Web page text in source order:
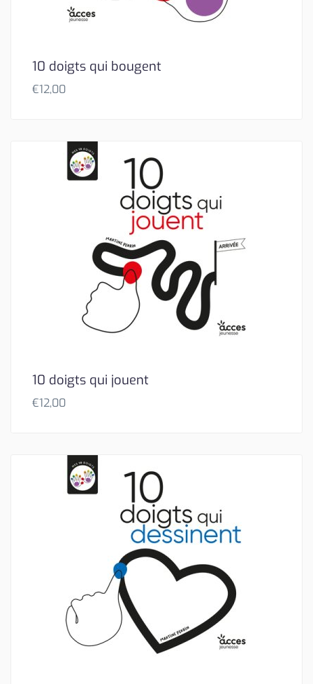
10 doigts qui bougent
€12,00
10 doigts qui jouent
€12,00